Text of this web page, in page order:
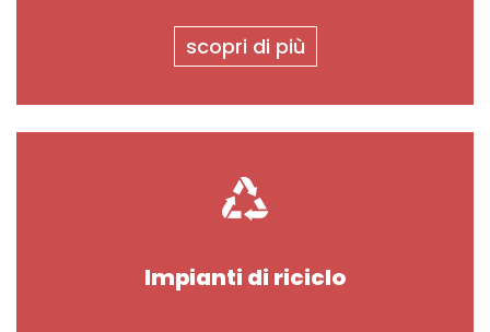
scopri di più
Impianti di riciclo